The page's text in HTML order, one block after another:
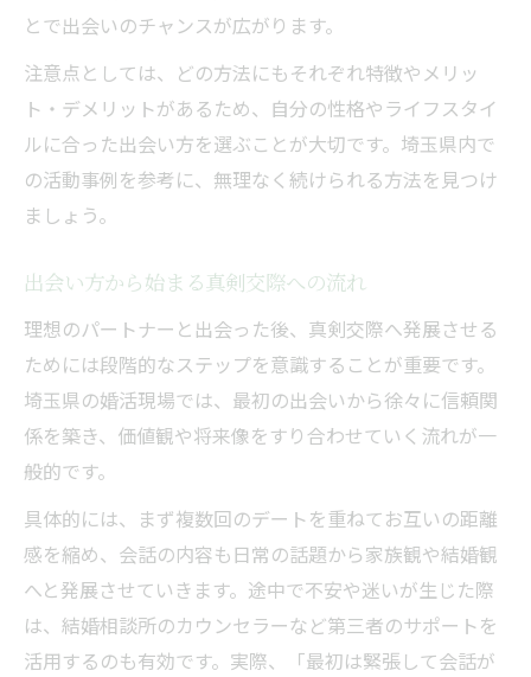
とで出会いのチャンスが広がります。
注意点としては、どの方法にもそれぞれ特徴やメリッ
ト・デメリットがあるため、自分の性格やライフスタイ
ルに合った出会い方を選ぶことが大切です。埼玉県内で
の活動事例を参考に、無理なく続けられる方法を見つけ
ましょう。
出会い方から始まる真剣交際への流れ
理想のパートナーと出会った後、真剣交際へ発展させる
ためには段階的なステップを意識することが重要です。
埼玉県の婚活現場では、最初の出会いから徐々に信頼関
係を築き、価値観や将来像をすり合わせていく流れが一
般的です。
具体的には、まず複数回のデートを重ねてお互いの距離
感を縮め、会話の内容も日常の話題から家族観や結婚観
へと発展させていきます。途中で不安や迷いが生じた際
は、結婚相談所のカウンセラーなど第三者のサポートを
活用するのも有効です。実際、「最初は緊張して会話が